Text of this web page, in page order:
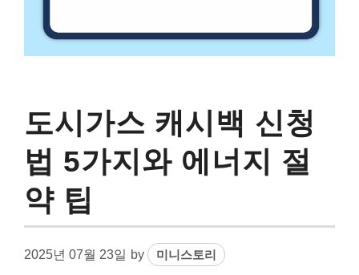
도시가스 캐시백 신청
법 5가지와 에너지 절
약 팁
2025년 07월 23일 by 미니스토리